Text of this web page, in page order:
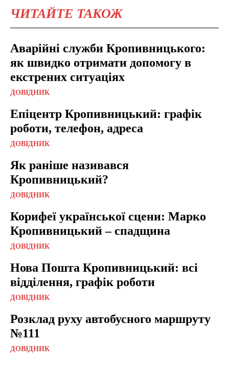
ЧИТАЙТЕ ТАКОЖ
Аварійні служби Кропивницького:
як швидко отримати допомогу в
екстрених ситуаціях
ДОВІДНИК
Епіцентр Кропивницький: графік
роботи, телефон, адреса
ДОВІДНИК
Як раніше називався
Кропивницький?
ДОВІДНИК
Корифеї української сцени: Марко
Кропивницький – спадщина
ДОВІДНИК
Нова Пошта Кропивницький: всі
відділення, графік роботи
ДОВІДНИК
Розклад руху автобусного маршруту
№111
ДОВІДНИК